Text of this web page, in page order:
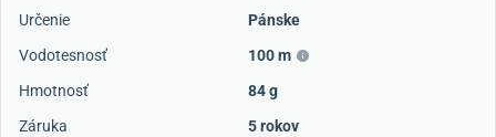
Určenie
Pánske
Vodotesnosť
100 m
Hmotnosť
84 g
Záruka
5 rokov